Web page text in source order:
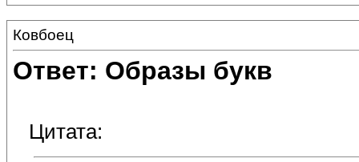
Ковбоец
Ответ: Образы букв
Цитата: